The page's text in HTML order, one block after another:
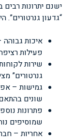
ישנם יתרונות
“גדעון גנרטורים”.
איכות גבוהה
פעילות
שירות
גנרטורים”
גמישות –
שונים
פתרונות
שמוסיפים
אחריות –